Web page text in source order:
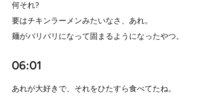
何それ?
要はチキンラーメンみたいなさ、あれ。
麺がバリバリになって固まるようになったやつ。
06:01
あれが大好きで、それをひたすら食べてたね。